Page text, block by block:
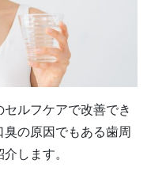
ルフケアで改善でき
の原因でもある歯周
します。